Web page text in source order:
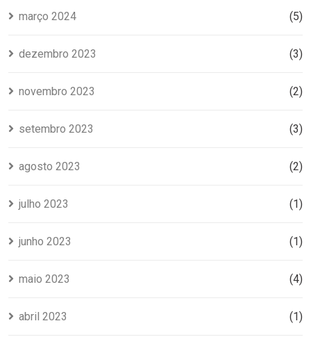
março 2024 (5)
dezembro 2023 (3)
novembro 2023 (2)
setembro 2023 (3)
agosto 2023 (2)
julho 2023 (1)
junho 2023 (1)
maio 2023 (4)
abril 2023 (1)